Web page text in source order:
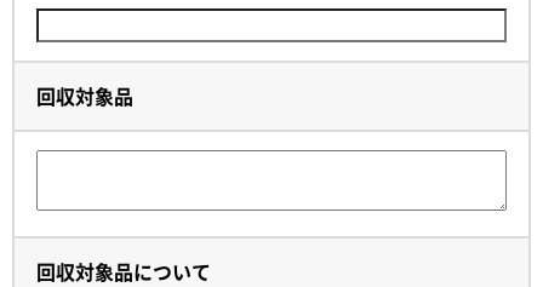
回収対象品
回収対象品について